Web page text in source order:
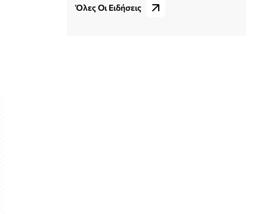
Όλες Οι Ειδήσεις